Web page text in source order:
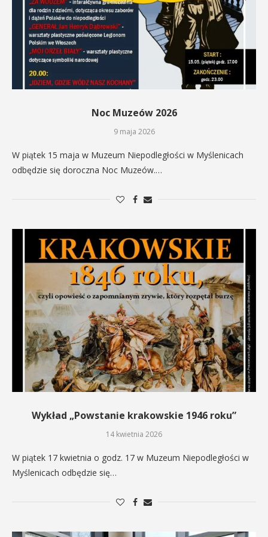
Noc Muzeów 2026
9 maja 2026
W piątek 15 maja w Muzeum Niepodległości w Myślenicach
odbędzie się doroczna Noc Muzeów.…
Wykład „Powstanie krakowskie 1946 roku”
14 kwietnia 2026
W piątek 17 kwietnia o godz. 17 w Muzeum Niepodległości w
Myślenicach odbędzie się…